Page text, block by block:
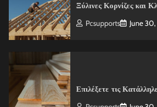
Ξύλινες Κορνίζες και
Pcsupports June
Επιλέξετε τις